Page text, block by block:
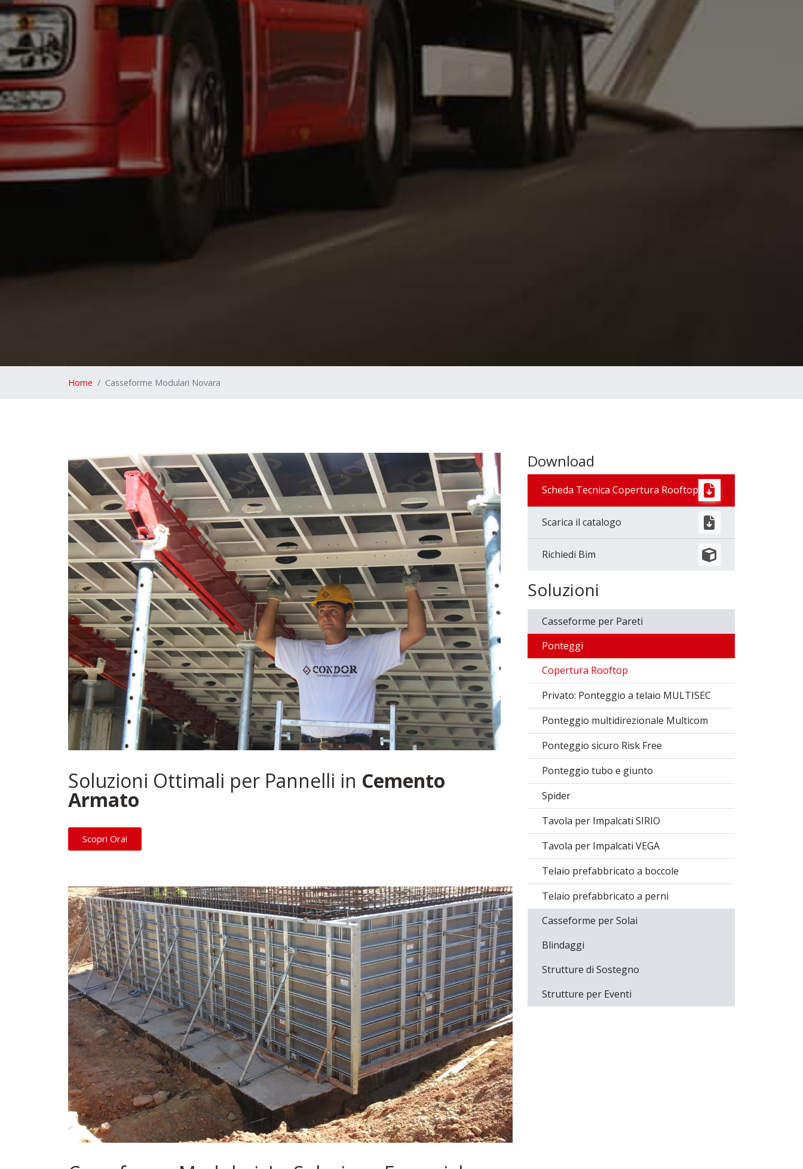
Home Casseforme Modulari Novara
Soluzioni Ottimali per Pannelli in Cemento
Armato
Scopri Ora!
Download
Scheda Tecnica Copertura Rooftop
Scarica il catalogo
Richiedi Bim
Soluzioni
Casseforme per Pareti
Ponteggi
Copertura Rooftop
Privato: Ponteggio a telaio MULTISEC
Ponteggio multidirezionale Multicom
Ponteggio sicuro Risk Free
Ponteggio tubo e giunto
Spider
Tavola per Impalcati SIRIO
Tavola per Impalcati VEGA
Telaio prefabbricato a boccole
Telaio prefabbricato a perni
Casseforme per Solai
Blindaggi
Strutture di Sostegno
Strutture per Eventi